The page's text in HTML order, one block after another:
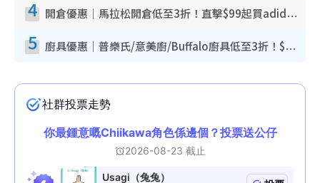
4 開倉優惠｜馬拉松開倉低至3折！直擊$99起買adidas／New Balance／Puma鞋款 STANLEY保溫杯劈價至$119起
5 廚具優惠｜普樂氏/意美廚/Buffalo廚具低至3折！$89起買煎鍋／炒鑊／個人鍋 同場小家電激減至$99起